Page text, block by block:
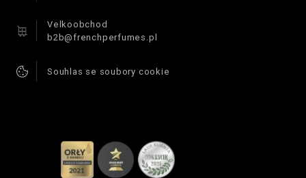
Velkoobchod
b2b@frenchperfumes.pl
Souhlas se soubory cookie